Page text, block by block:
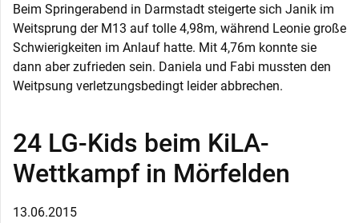
Beim Springerabend in Darmstadt steigerte sich Janik im
Weitsprung der M13 auf tolle 4,98m, während Leonie große
Schwierigkeiten im Anlauf hatte. Mit 4,76m konnte sie
dann aber zufrieden sein. Daniela und Fabi mussten den
Weitpsung verletzungsbedingt leider abbrechen.
24 LG-Kids beim KiLA-
Wettkampf in Mörfelden
13.06.2015